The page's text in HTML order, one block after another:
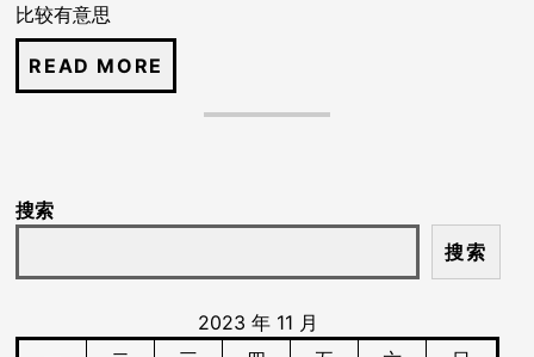
比较有意思
搜索
搜索
2023 年 11 月